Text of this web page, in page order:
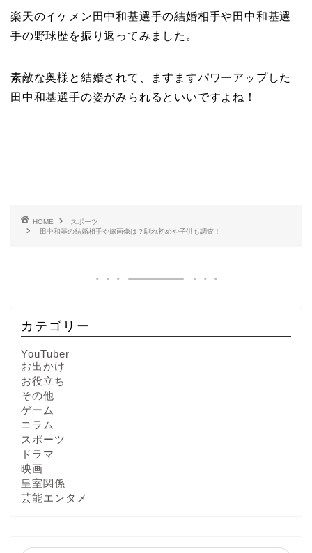
楽天のイケメン田中和基選手の結婚相手や田中和基選
手の野球歴を振り返ってみました。
素敵な奥様と結婚されて、ますますパワーアップした
田中和基選手の姿がみられるといいですよね！
HOME
スポーツ
田中和基の結婚相手や嫁画像は？馴れ初めや子供も調査！
カテゴリー
YouTuber
お出かけ
お役立ち
その他
ゲーム
コラム
スポーツ
ドラマ
映画
皇室関係
芸能エンタメ